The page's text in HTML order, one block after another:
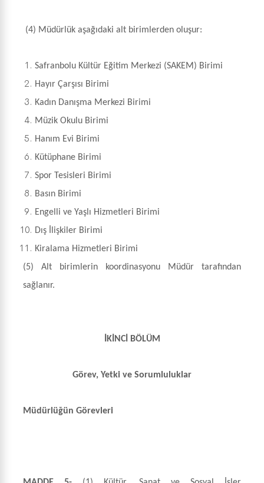
(4) Müdürlük aşağıdaki alt birimlerden oluşur:
Safranbolu Kültür Eğitim Merkezi (SAKEM) Birimi
Hayır Çarşısı Birimi
Kadın Danışma Merkezi Birimi
Müzik Okulu Birimi
Hanım Evi Birimi
Kütüphane Birimi
Spor Tesisleri Birimi
Basın Birimi
Engelli ve Yaşlı Hizmetleri Birimi
Dış İlişkiler Birimi
Kiralama Hizmetleri Birimi
(5) Alt birimlerin koordinasyonu Müdür tarafından
sağlanır.
İKİNCİ BÖLÜM
Görev, Yetki ve Sorumluluklar
Müdürlüğün Görevleri